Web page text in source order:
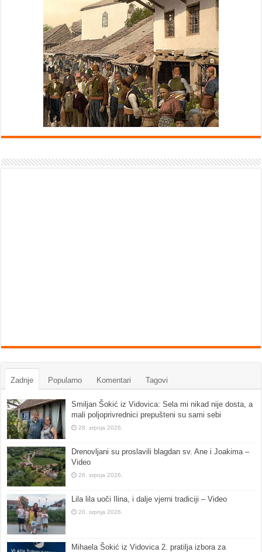
Zadnje Popularno Komentari Tagovi
Smiljan Šokić iz Vidovica: Sela mi nikad nije dosta, a
mali poljoprivrednici prepušteni su sami sebi
28. srpnja 2026.
Drenovljani su proslavili blagdan sv. Ane i Joakima –
Video
26. srpnja 2026.
Lila lila uoči Ilina, i dalje vjerni tradiciji – Video
20. srpnja 2026.
Mihaela Šokić iz Vidovica 2. pratilja izbora za